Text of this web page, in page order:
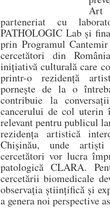
Art
parteneriat cu
PATHOLOGIC Lab și
prin Programul
cercetători din
inițiativă culturală care
printr-o rezidență
pornește de la o
contribuie la
cancerului de col uterin
relevant pentru publicul
rezidența artistică
Chișinău, unde
cercetători vor lucra
patologică CLARA.
cercetării biomedicale
observația științifică și
a genera noi perspective